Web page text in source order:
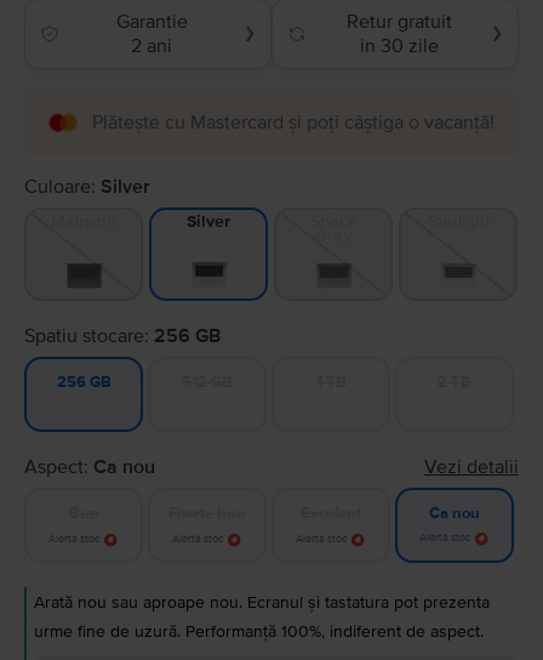
Garantie
2 ani
❯
Retur gratuit
in 30 zile
❯
Plătește cu Mastercard și poți câștiga o vacanță!
Culoare: Silver
Silver
Spatiu stocare: 256 GB
256 GB
Aspect: Ca nou Vezi detalii
Alertă stoc Alertă stoc Alertă stoc
Ca nou
Alertă stoc
Arată nou sau aproape nou. Ecranul și tastatura pot prezenta
urme fine de uzură. Performanță 100%, indiferent de aspect.